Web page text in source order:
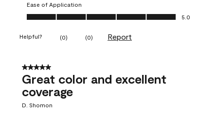
Ease of Application
Ease of Application, 5.0 out of 5
5.0
Helpful? (0) (0) Report
5 out of 5 stars.
Great color and excellent
coverage
D. Shomon